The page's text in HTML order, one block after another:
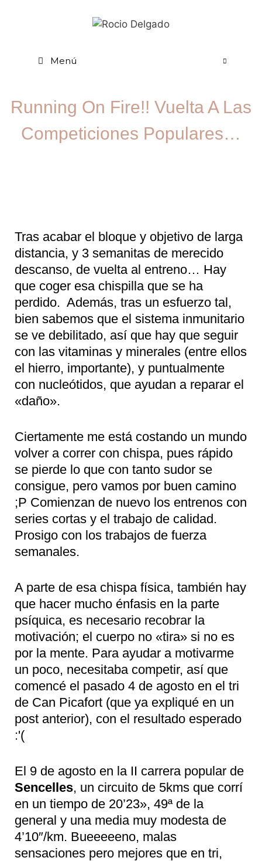
Menú
Running On Fire!! Vuelta A Las
Competiciones Populares…
Tras acabar el bloque y objetivo de larga
distancia, y 3 semanitas de merecido
descanso, de vuelta al entreno… Hay
que coger esa chispilla que se ha
perdido. Además, tras un esfuerzo tal,
bien sabemos que el sistema inmunitario
se ve debilitado, así que hay que seguir
con las vitaminas y minerales (entre ellos
el hierro, importante), y puntualmente
con nucleótidos, que ayudan a reparar el
«daño».
Ciertamente me está costando un mundo
volver a correr con chispa, pues rápido
se pierde lo que con tanto sudor se
consigue, pero vamos por buen camino
;P Comienzan de nuevo los entrenos con
series cortas y el trabajo de calidad.
Prosigo con los trabajos de fuerza
semanales.
A parte de esa chispa física, también hay
que hacer mucho énfasis en la parte
psíquica, es necesario recobrar la
motivación; el cuerpo no «tira» si no es
por la mente. Para ayudar a motivarme
un poco, necesitaba competir, así que
comencé el pasado 4 de agosto en el tri
de Can Picafort (que ya expliqué en un
post anterior), con el resultado esperado
:'(
El 9 de agosto en la II carrera popular de
Sencelles, un circuito de 5kms que corrí
en un tiempo de 20’23», 49ª de la
general y una media muy modesta de
4’10″/km. Bueeeeeno, malas
sensaciones pero mejores que en tri,